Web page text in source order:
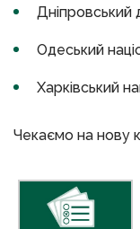
Дніпровський
Одеський
Харківський
Чекаємо на нову